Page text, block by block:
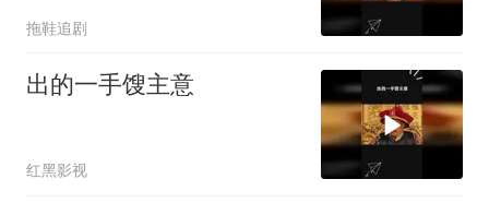
拖鞋追剧
出的一手馊主意
红黑影视